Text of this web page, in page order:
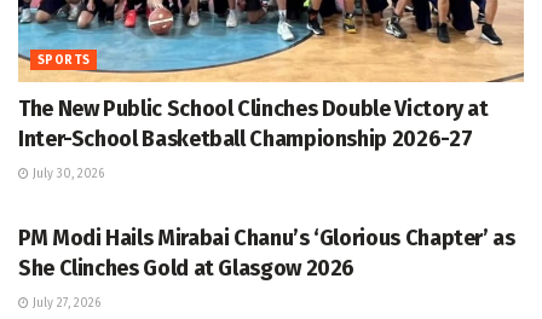
SPORTS
The New Public School Clinches Double Victory at
Inter-School Basketball Championship 2026-27
July 30, 2026
PM Modi Hails Mirabai Chanu’s ‘Glorious Chapter’ as
She Clinches Gold at Glasgow 2026
July 27, 2026